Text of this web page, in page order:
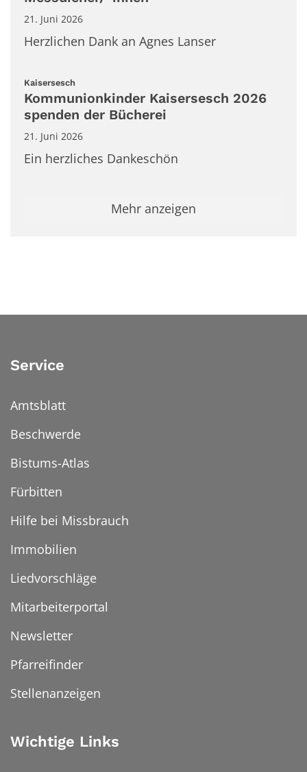
21. Juni 2026
Herzlichen Dank an Agnes Lanser
Kaisersesch
Kommunionkinder Kaisersesch 2026
spenden der Bücherei
21. Juni 2026
Ein herzliches Dankeschön
Mehr anzeigen
Service
Amtsblatt
Beschwerde
Bistums-Atlas
Fürbitten
Hilfe bei Missbrauch
Immobilien
Liedvorschläge
Mitarbeiterportal
Newsletter
Pfarreifinder
Stellenanzeigen
Wichtige Links